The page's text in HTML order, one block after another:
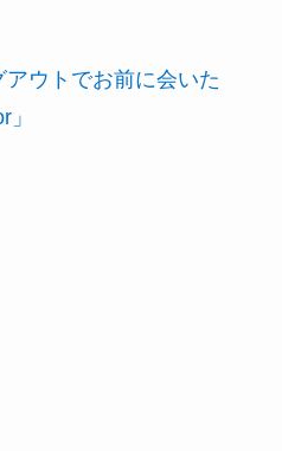
ウトでお前に会いた